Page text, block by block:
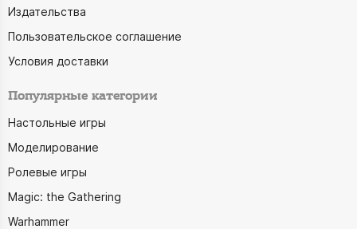
Издательства
Пользовательское соглашение
Условия доставки
Популярные категории
Настольные игры
Моделирование
Ролевые игры
Magic: the Gathering
Warhammer